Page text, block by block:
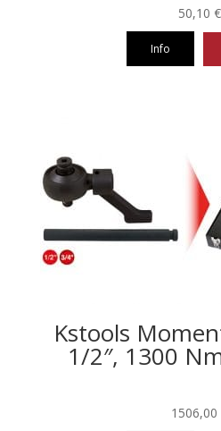
50,10 €
Info
Kstools
1/2″, 1300
1506,00